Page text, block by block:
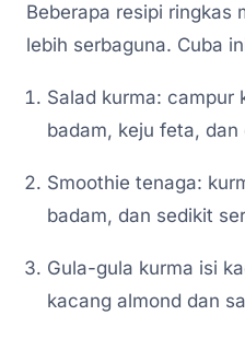
Beberapa resipi ringkas
lebih serbaguna. Cuba
Salad kurma: campur
badam, keju feta, dan
Smoothie tenaga:
badam, dan sedikit
Gula-gula kurma isi
kacang almond dan